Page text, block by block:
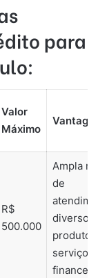
para
Valor
Máximo
R$
500.000
Ampla
de
diversos
serviços